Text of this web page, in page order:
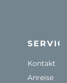
Kontakt
Anreise